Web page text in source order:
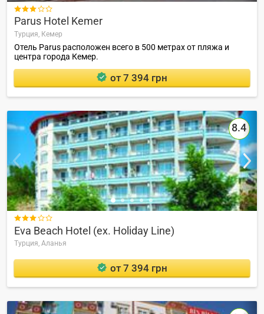

Parus Hotel Kemer
Турция, Кемер
Отель Parus расположен всего в 500 метрах от пляжа и
центра города Кемер.
от 7 394 грн
8.4

Eva Beach Hotel (ex. Holiday Line)
Турция, Аланья
от 7 394 грн